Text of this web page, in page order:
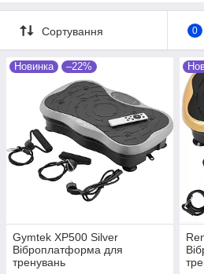
підтримці
домашніх
Обирайте тренажер на
нашими менеджерами
без
Перейти у
Сортування 0
Новинка –22%
Gymtek XP500 Silver
Віброплатформа для
тренувань